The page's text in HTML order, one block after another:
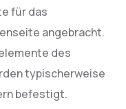
für das
angebracht.
des
typischerweise
befestigt.